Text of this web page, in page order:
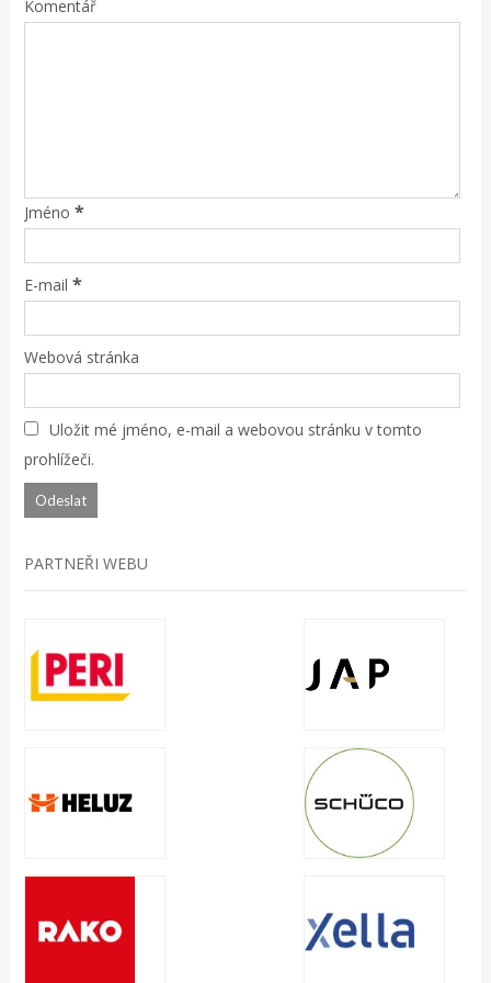
Komentář
Jméno *
E-mail *
Webová stránka
Uložit mé jméno, e-mail a webovou stránku v tomto
prohlížeči.
PARTNEŘI WEBU